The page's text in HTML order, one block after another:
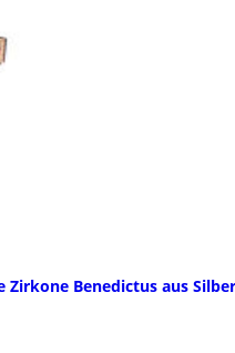
Benedictus aus Silber